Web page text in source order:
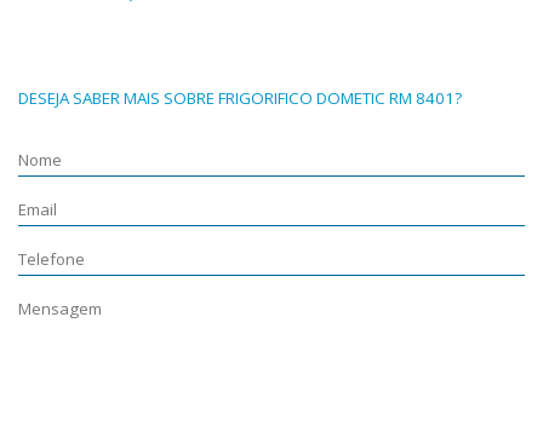
DESEJA SABER MAIS SOBRE FRIGORIFICO DOMETIC RM 8401?